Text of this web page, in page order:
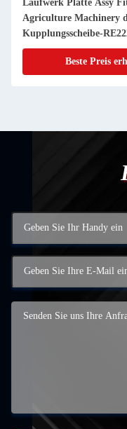
Laufwerk Platte Assy
Agriculture Machinery
Kupplungsscheibe-
Zoll 20 KEIL
Beste Preis